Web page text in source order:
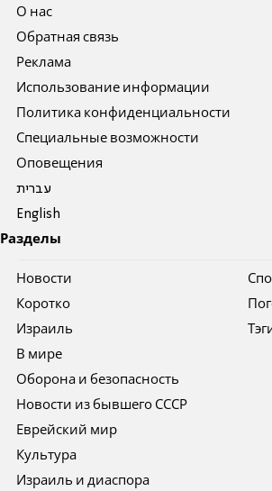
О нас
Обратная связь
Реклама
Использование информации
Политика конфиденциальности
Специальные возможности
Оповещения
עברית
English
Разделы
Новости
Коротко
Израиль
В мире
Оборона и безопасность
Новости из бывшего СССР
Еврейский мир
Культура
Израиль и диаспора